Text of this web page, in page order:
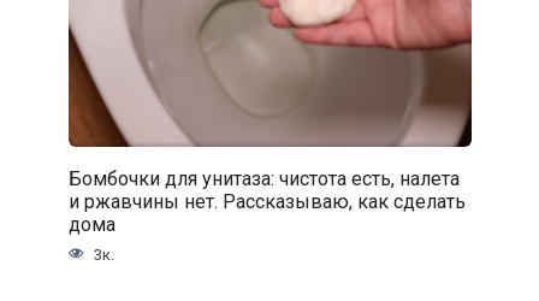
Бомбочки для унитаза: чистота есть, налета
и ржавчины нет. Рассказываю, как сделать
дома
3к.